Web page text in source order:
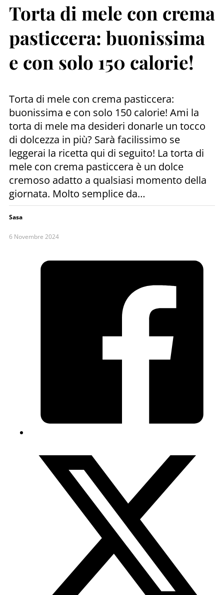
Torta di mele con crema
pasticcera: buonissima
e con solo 150 calorie!
Torta di mele con crema pasticcera:
buonissima e con solo 150 calorie! Ami la
torta di mele ma desideri donarle un tocco
di dolcezza in più? Sarà facilissimo se
leggerai la ricetta qui di seguito! La torta di
mele con crema pasticcera è un dolce
cremoso adatto a qualsiasi momento della
giornata. Molto semplice da…
Sasa
6 Novembre 2024